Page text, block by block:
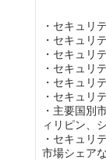
・セキュリ
・セキュリ
・セキュリ
・セキュリ
・セキュリ
・セキュリ
・主要国別
ィリピン、
・セキュリ
市場シェア